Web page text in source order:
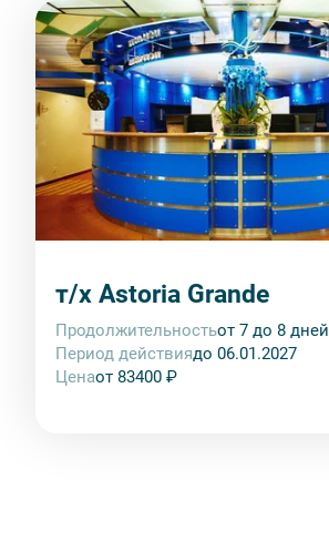
т/х Astoria Grande
Продолжительностьот 7 до 8 дней
Период действиядо 06.01.2027
Ценаот 83400 ₽